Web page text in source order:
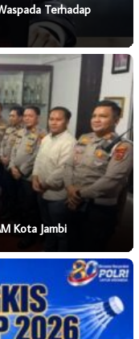
Terhadap
Kota Jambi